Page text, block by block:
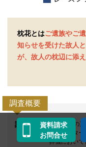
枕花とはご遺族やご
知らせを受けた故人
が、故人の枕辺に添
調査概要
調査対象
40代以上の
に、インタ
葬儀におい
資料請求
お問合せ